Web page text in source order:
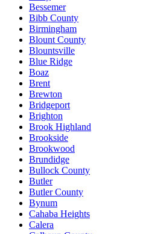
Bessemer
Bibb County
Birmingham
Blount County
Blountsville
Blue Ridge
Boaz
Brent
Brewton
Bridgeport
Brighton
Brook Highland
Brookside
Brookwood
Brundidge
Bullock County
Butler
Butler County
Bynum
Cahaba Heights
Calera